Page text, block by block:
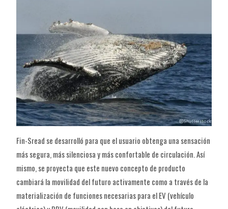
Fin-Sread se desarrolló para que el usuario obtenga una sensación
más segura, más silenciosa y más confortable de circulación. Así
mismo, se proyecta que este nuevo concepto de producto
cambiará la movilidad del futuro activamente como a través de la
materialización de funciones necesarias para el EV (vehículo